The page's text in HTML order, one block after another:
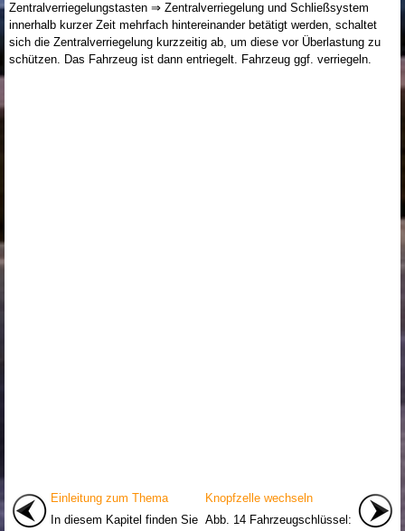
Zentralverriegelungstasten ⇒ Zentralverriegelung und Schließsystem
innerhalb kurzer Zeit mehrfach hintereinander betätigt werden, schaltet
sich die Zentralverriegelung kurzzeitig ab, um diese vor Überlastung zu
schützen. Das Fahrzeug ist dann entriegelt. Fahrzeug ggf. verriegeln.
Einleitung zum Thema
In diesem Kapitel finden Sie
Knopfzelle wechseln
Abb. 14 Fahrzeugschlüssel: